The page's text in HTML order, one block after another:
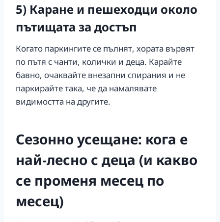
5) Каране и пешеходци около
пътищата за достъп
Когато паркингите се пълнят, хората вървят
по пътя с чанти, колички и деца. Карайте
бавно, очаквайте внезапни спирания и не
паркирайте така, че да намалявате
видимостта на другите.
Сезонно усещане: кога е
най‑лесно с деца (и какво
се променя месец по
месец)